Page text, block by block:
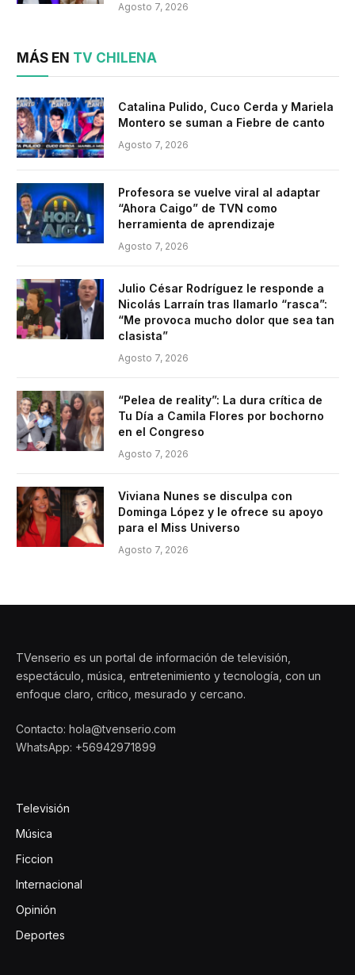
Agosto 7, 2026
MÁS EN TV CHILENA
Catalina Pulido, Cuco Cerda y Mariela
Montero se suman a Fiebre de canto
Agosto 7, 2026
Profesora se vuelve viral al adaptar
“Ahora Caigo” de TVN como
herramienta de aprendizaje
Agosto 7, 2026
Julio César Rodríguez le responde a
Nicolás Larraín tras llamarlo “rasca”:
“Me provoca mucho dolor que sea tan
clasista”
Agosto 7, 2026
“Pelea de reality”: La dura crítica de
Tu Día a Camila Flores por bochorno
en el Congreso
Agosto 7, 2026
Viviana Nunes se disculpa con
Dominga López y le ofrece su apoyo
para el Miss Universo
Agosto 7, 2026
TVenserio es un portal de información de televisión,
espectáculo, música, entretenimiento y tecnología, con un
enfoque claro, crítico, mesurado y cercano.
Contacto: hola@tvenserio.com
WhatsApp: +56942971899
Televisión
Música
Ficcion
Internacional
Opinión
Deportes